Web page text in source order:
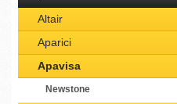
Altair
Aparici
Apavisa
Newstone